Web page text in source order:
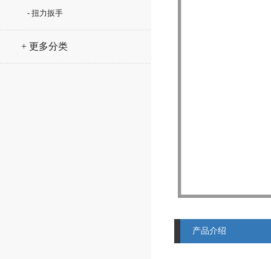
- 扭力扳手
+ 更多分类
产品介绍